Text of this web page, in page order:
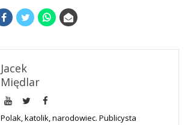
Jacek
Międlar
Polak, katolik, narodowiec. Publicysta